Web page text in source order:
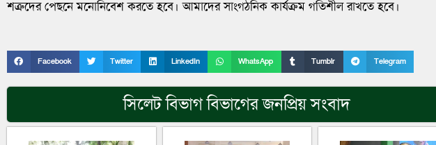
শত্রুদের পেছনে মনোনিবেশ করতে হবে। আমাদের সাংগঠনিক কার্যক্রম গতিশীল রাখতে হবে।
Facebook Twitter LinkedIn WhatsApp Tumblr Telegram
সিলেট বিভাগবিভাগের জনপ্রিয় সংবাদ